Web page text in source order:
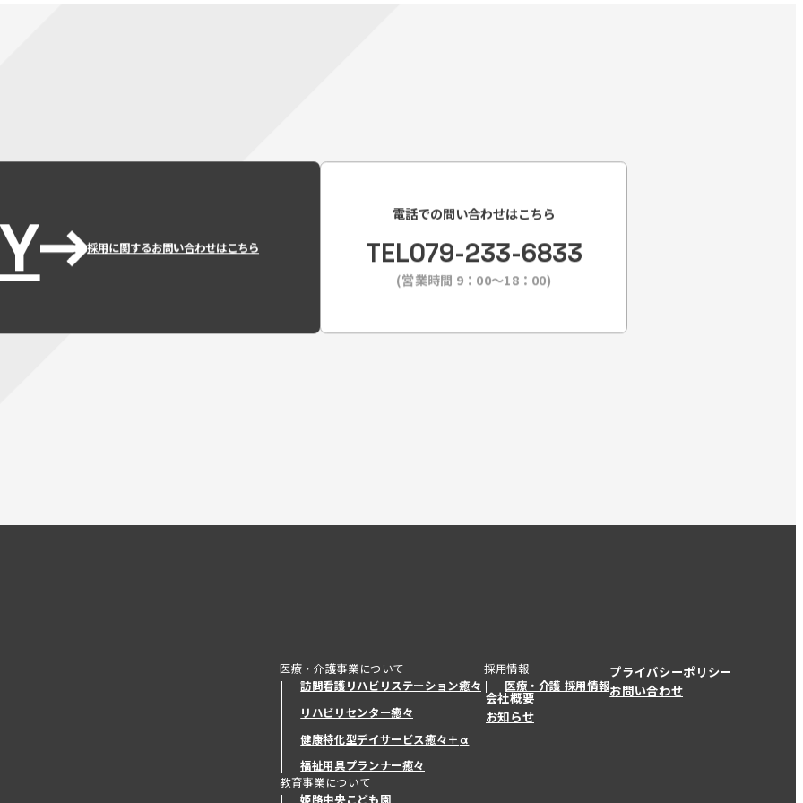
採用に関するお問い合わせはこちら
電話での問い合わせはこちら
TEL079-233-6833
(営業時間 9：00〜18：00)
医療・介護事業について
訪問看護リハビリステーション癒々
リハビリセンター癒々
健康特化型デイサービス癒々＋α
健康特化型デイサービス癒々＋
福祉用具プランナー癒々
教育事業について
姫路中央こども園
採用情報
医療・介護 採用情報
会社概要
お知らせ
プライバシーポリシー
お問い合わせ